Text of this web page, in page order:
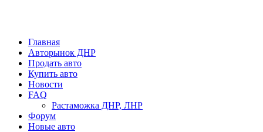
Главная
Авторынок ДНР
Продать авто
Купить авто
Новости
FAQ
Растаможка ДНР, ЛНР
Форум
Новые авто